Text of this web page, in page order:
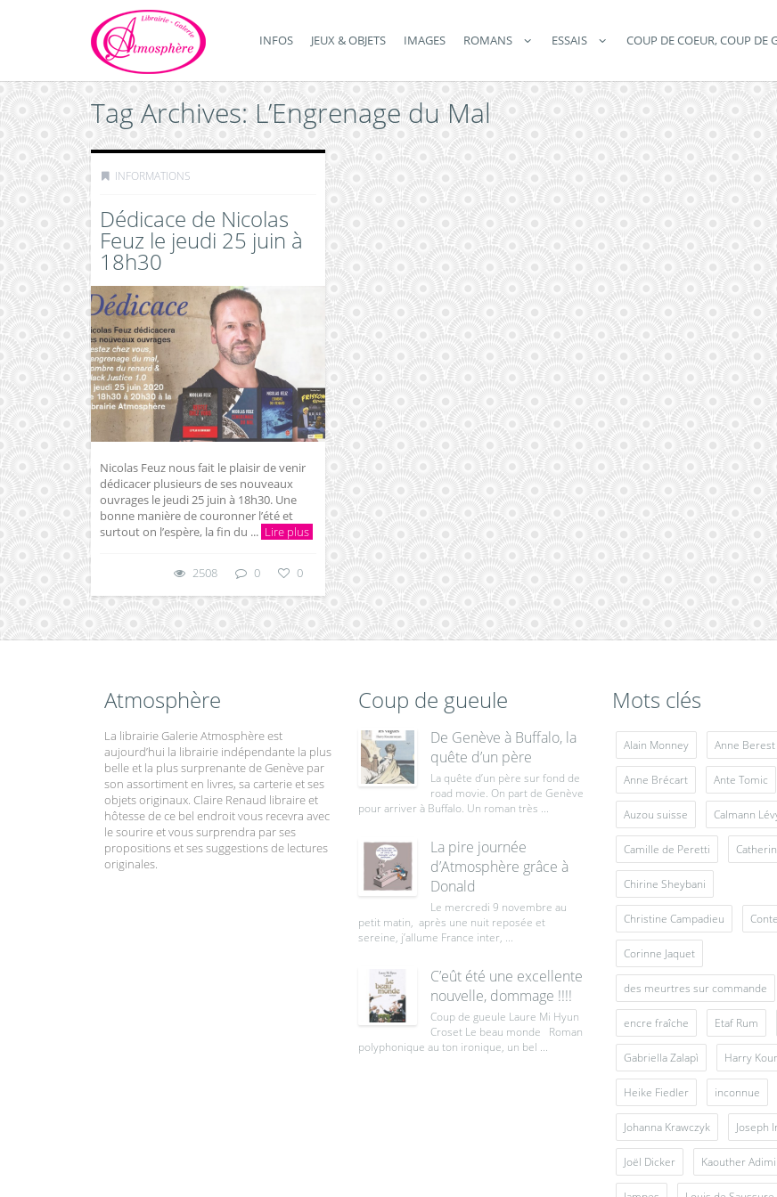
INFOS JEUX & OBJETS IMAGES ROMANS ESSAIS COUP DE COEUR, COUP DE
Tag Archives: L’Engrenage du Mal
INFORMATIONS
Dédicace de Nicolas
Feuz le jeudi 25 juin à
18h30
Nicolas Feuz nous fait le plaisir de venir
dédicacer plusieurs de ses nouveaux
ouvrages le jeudi 25 juin à 18h30. Une
bonne manière de couronner l’été et
surtout on l’espère, la fin du ... Lire plus
2508 0 0
Atmosphère
La librairie Galerie Atmosphère est
aujourd’hui la librairie indépendante la plus
belle et la plus surprenante de Genève par
son assortiment en livres, sa carterie et ses
objets originaux. Claire Renaud libraire et
hôtesse de ce bel endroit vous recevra avec
le sourire et vous surprendra par ses
propositions et ses suggestions de lectures
originales.
Coup de gueule
De Genève à Buffalo, la
quête d’un père
La quête d’un père sur fond de
road movie. On part de Genève
pour arriver à Buffalo. Un roman très ...
La pire journée
d’Atmosphère grâce à
Donald
Le mercredi 9 novembre au
petit matin, après une nuit reposée et
sereine, j’allume France inter, ...
C’eût été une excellente
nouvelle, dommage !!!!
Coup de gueule Laure Mi Hyun
Croset Le beau monde Roman
polyphonique au ton ironique, un bel ...
Mots clés
Alain Monney Anne Berest
Anne Brécart Ante Tomic
Auzou suisse Calmann
Camille de Peretti
Chirine Sheybani
Christine Campadieu
Corinne Jaquet
des meurtres sur commande
encre fraîche Etaf Rum
Gabriella Zalapì Harry
Heike Fiedler inconnue
Johanna Krawczyk Joseph
Joël Dicker Kaouther Adimi